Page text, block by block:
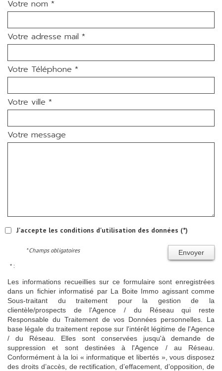
Votre nom *
Votre adresse mail *
Votre Téléphone *
Votre ville *
Votre message
J'accepte les conditions d'utilisation des données (*)
Envoyer
* Champs obligatoires
* :
Les informations recueillies sur ce formulaire sont enregistrées
dans un fichier informatisé par La Boite Immo agissant comme
Sous-traitant du traitement pour la gestion de la
clientèle/prospects de l'Agence / du Réseau qui reste
Responsable du Traitement de vos Données personnelles. La
base légale du traitement repose sur l'intérêt légitime de l'Agence
/ du Réseau. Elles sont conservées jusqu'à demande de
suppression et sont destinées à l'Agence / au Réseau.
Conformément à la loi « informatique et libertés », vous disposez
des droits d’accès, de rectification, d’effacement, d’opposition, de